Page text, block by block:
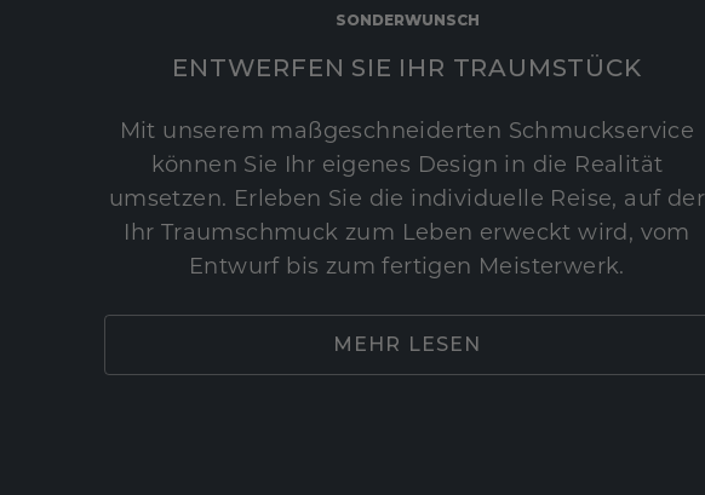
SONDERWUNSCH
ENTWERFEN SIE IHR TRAUMSTÜCK
Mit unserem maßgeschneiderten Schmuckservice
können Sie Ihr eigenes Design in die Realität
umsetzen. Erleben Sie die individuelle Reise, auf der
Ihr Traumschmuck zum Leben erweckt wird, vom
Entwurf bis zum fertigen Meisterwerk.
MEHR LESEN